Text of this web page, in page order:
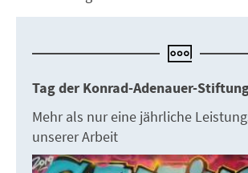
Tag der Konrad-Adenauer-
Mehr als nur eine jährliche
unserer Arbeit